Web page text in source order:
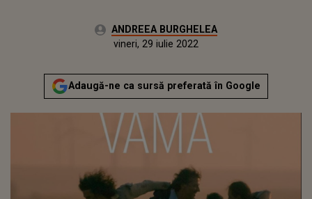
Autor:ANDREEA BURGHELEA
Actualizat:
vineri, 29 iulie 2022
Adaugă-ne ca sursă preferată în Google